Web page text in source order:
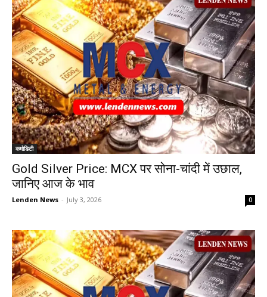
कमोडिटी
Gold Silver Price: MCX पर सोना-चांदी में उछाल,
जानिए आज के भाव
Lenden News - July 3, 2026 0